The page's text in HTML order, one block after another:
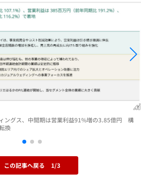
ングス、中間期は営業利益91%増の3.85億円 構
換
この記事へ戻る 1/3